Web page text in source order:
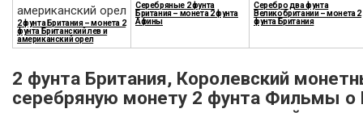
2 фунта Британия – монета 2
фунта Британский лев и
американский орел
Серебряные 2 фунта
Британия – монета 2 фунта
Афины
Серебро два фунта
Великобритании – монета 2
фунта Британия
2 фунта Британия, Королевский
серебряную монету 2 фунта Фильмы о